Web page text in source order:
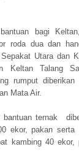
bagi
roda dua dan
Utara dan
Keltan Talang
rumput
Mata Air.
bantuan ternak
ekor, pakan serta
kambing 40